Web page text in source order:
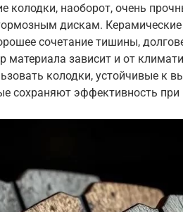
колодки, наоборот, очень
дискам. Керамические
сочетание тишины,
материала зависит и от
колодки, устойчивые к
сохраняют эффективность при